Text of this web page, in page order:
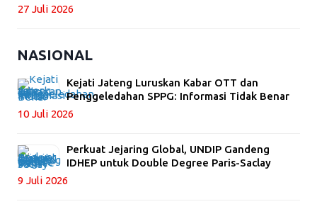
27 Juli 2026
NASIONAL
Kejati Jateng Luruskan Kabar OTT dan
Penggeledahan SPPG: Informasi Tidak Benar
10 Juli 2026
Perkuat Jejaring Global, UNDIP Gandeng
IDHEP untuk Double Degree Paris-Saclay
9 Juli 2026